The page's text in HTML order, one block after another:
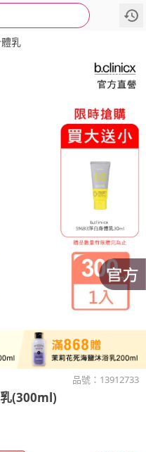
乳
品號： 13912733
(300ml)